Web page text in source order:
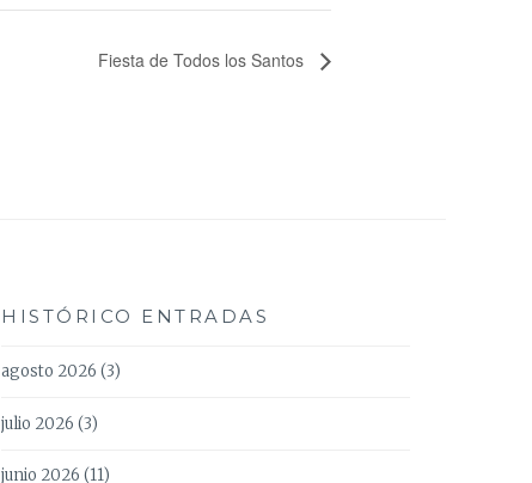
Fiesta de Todos los Santos
HISTÓRICO ENTRADAS
agosto 2026 (3)
julio 2026 (3)
junio 2026 (11)